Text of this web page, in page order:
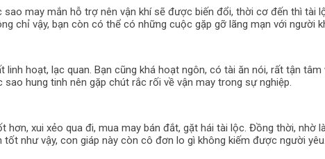
may mắn hỗ trợ nên vận khí sẽ được biến đổi, thời cơ đến thì
chỉ vậy, bạn còn có thể có những cuộc gặp gỡ lãng mạn với người
hoạt, lạc quan. Bạn cũng khá hoạt ngôn, có tài ăn nói, rất tận
hung tinh nên gặp chút rắc rối về vận may trong sự nghiệp.
hơn, xui xẻo qua đi, mua may bán đắt, gặt hái tài lộc. Đồng thời,
như vậy, con giáp này còn cô đơn lo gì không kiếm được người yêu.